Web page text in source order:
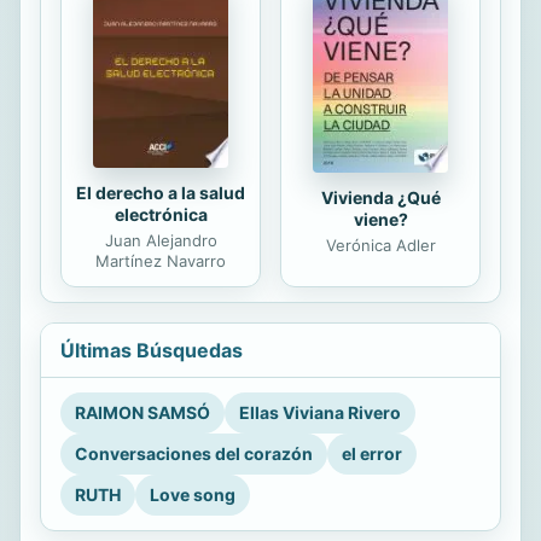
El derecho a la salud
electrónica
Juan Alejandro
Martínez Navarro
Vivienda ¿Qué
viene?
Verónica Adler
Últimas Búsquedas
RAIMON SAMSÓ
Ellas Viviana Rivero
Conversaciones del corazón
el error
RUTH
Love song